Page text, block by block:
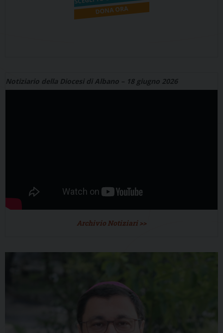
Notiziario della Diocesi di Albano – 18 giugno 2026
Archivio Notiziari >>